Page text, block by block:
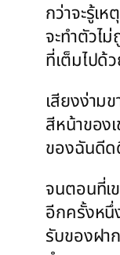
กว่าจะรู้เ
จะทำตัวไ
ที่เต็มไปด้
เสียงง่าม
สีหน้าของ
ของฉันดีด
จนตอนที่เ
อีกครั้งหนึ่
รับของฝา